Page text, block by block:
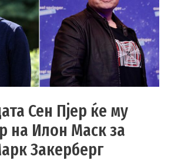
Сен Пјер ќе му
на Илон Маск за
Закерберг